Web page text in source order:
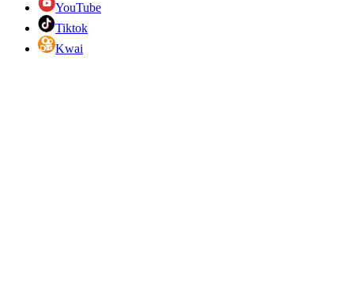
YouTube
Tiktok
Kwai